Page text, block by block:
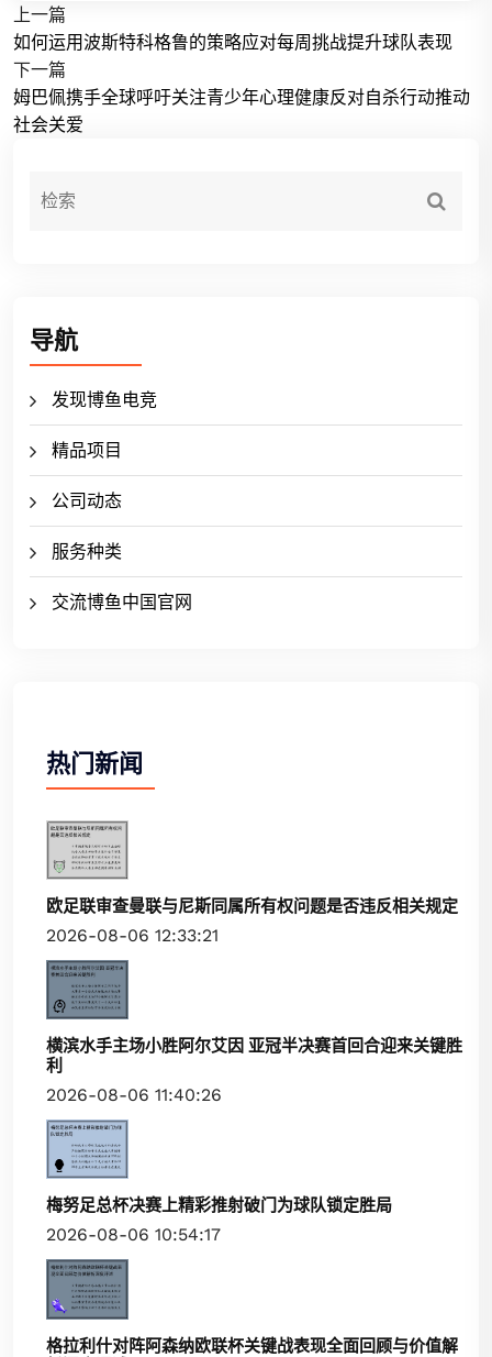
上一篇
如何运用波斯特科格鲁的策略应对每周挑战提升球队表现
下一篇
姆巴佩携手全球呼吁关注青少年心理健康反对自杀行动推动
社会关爱
导航
发现博鱼电竞
精品项目
公司动态
服务种类
交流博鱼中国官网
热门新闻
欧足联审查曼联与尼斯同属所有权问题是否违反相关规定
2026-08-06 12:33:21
横滨水手主场小胜阿尔艾因 亚冠半决赛首回合迎来关键胜
利
2026-08-06 11:40:26
梅努足总杯决赛上精彩推射破门为球队锁定胜局
2026-08-06 10:54:17
格拉利什对阵阿森纳欧联杯关键战表现全面回顾与价值解